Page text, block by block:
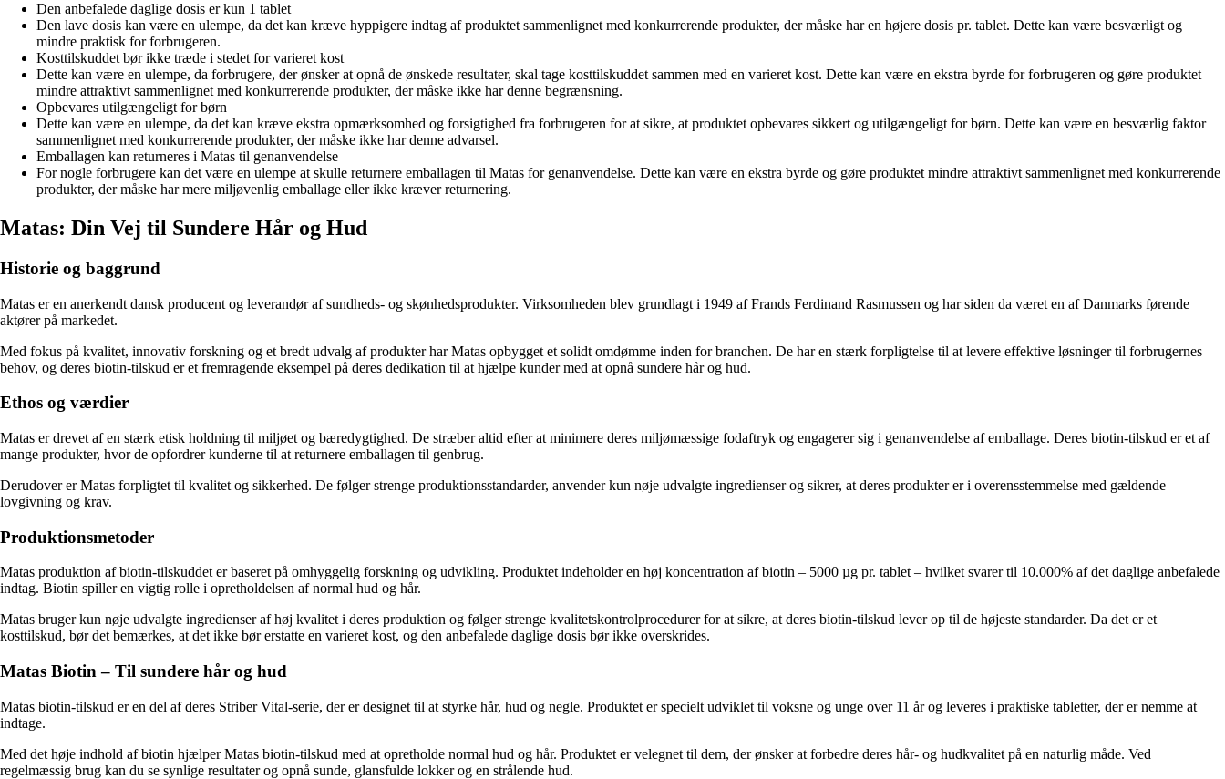
Den anbefalede daglige dosis er kun 1 tablet
Den lave dosis kan være en ulempe, da det kan kræve hyppigere indtag af produktet sammenlignet med konkurrerende produkter, der måske har en højere dosis pr. tablet. Dette kan være besværligt og
mindre praktisk for forbrugeren.
Kosttilskuddet bør ikke træde i stedet for varieret kost
Dette kan være en ulempe, da forbrugere, der ønsker at opnå de ønskede resultater, skal tage kosttilskuddet sammen med en varieret kost. Dette kan være en ekstra byrde for forbrugeren og gøre produktet
mindre attraktivt sammenlignet med konkurrerende produkter, der måske ikke har denne begrænsning.
Opbevares utilgængeligt for børn
Dette kan være en ulempe, da det kan kræve ekstra opmærksomhed og forsigtighed fra forbrugeren for at sikre, at produktet opbevares sikkert og utilgængeligt for børn. Dette kan være en besværlig faktor
sammenlignet med konkurrerende produkter, der måske ikke har denne advarsel.
Emballagen kan returneres i Matas til genanvendelse
For nogle forbrugere kan det være en ulempe at skulle returnere emballagen til Matas for genanvendelse. Dette kan være en ekstra byrde og gøre produktet mindre attraktivt sammenlignet med konkurrerende
produkter, der måske har mere miljøvenlig emballage eller ikke kræver returnering.
Matas: Din Vej til Sundere Hår og Hud
Historie og baggrund
Matas er en anerkendt dansk producent og leverandør af sundheds- og skønhedsprodukter. Virksomheden blev grundlagt i 1949 af Frands Ferdinand Rasmussen og har siden da været en af Danmarks førende
aktører på markedet.
Med fokus på kvalitet, innovativ forskning og et bredt udvalg af produkter har Matas opbygget et solidt omdømme inden for branchen. De har en stærk forpligtelse til at levere effektive løsninger til forbrugernes
behov, og deres biotin-tilskud er et fremragende eksempel på deres dedikation til at hjælpe kunder med at opnå sundere hår og hud.
Ethos og værdier
Matas er drevet af en stærk etisk holdning til miljøet og bæredygtighed. De stræber altid efter at minimere deres miljømæssige fodaftryk og engagerer sig i genanvendelse af emballage. Deres biotin-tilskud er et af
mange produkter, hvor de opfordrer kunderne til at returnere emballagen til genbrug.
Derudover er Matas forpligtet til kvalitet og sikkerhed. De følger strenge produktionsstandarder, anvender kun nøje udvalgte ingredienser og sikrer, at deres produkter er i overensstemmelse med gældende
lovgivning og krav.
Produktionsmetoder
Matas produktion af biotin-tilskuddet er baseret på omhyggelig forskning og udvikling. Produktet indeholder en høj koncentration af biotin – 5000 µg pr. tablet – hvilket svarer til 10.000% af det daglige anbefalede
indtag. Biotin spiller en vigtig rolle i opretholdelsen af ​​normal hud og hår.
Matas bruger kun nøje udvalgte ingredienser af høj kvalitet i deres produktion og følger strenge kvalitetskontrolprocedurer for at sikre, at deres biotin-tilskud lever op til de højeste standarder. Da det er et
kosttilskud, bør det bemærkes, at det ikke bør erstatte en varieret kost, og den anbefalede daglige dosis bør ikke overskrides.
Matas Biotin – Til sundere hår og hud
Matas biotin-tilskud er en del af deres Striber Vital-serie, der er designet til at styrke hår, hud og negle. Produktet er specielt udviklet til voksne og unge over 11 år og leveres i praktiske tabletter, der er nemme at
indtage.
Med det høje indhold af biotin hjælper Matas biotin-tilskud med at opretholde normal hud og hår. Produktet er velegnet til dem, der ønsker at forbedre deres hår- og hudkvalitet på en naturlig måde. Ved
regelmæssig brug kan du se synlige resultater og opnå sunde, glansfulde lokker og en strålende hud.